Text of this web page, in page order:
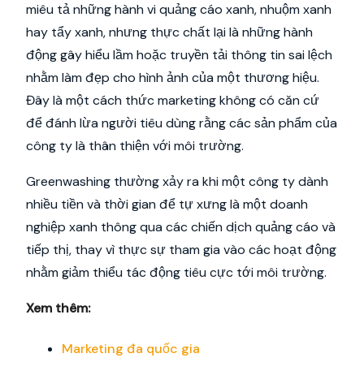
miêu tả những hành vi quảng cáo xanh, nhuộm xanh
hay tẩy xanh, nhưng thực chất lại là những hành
động gây hiểu lầm hoặc truyền tải thông tin sai lệch
nhằm làm đẹp cho hình ảnh của một thương hiệu.
Đây là một cách thức marketing không có căn cứ
để đánh lừa người tiêu dùng rằng các sản phẩm của
công ty là thân thiện với môi trường.
Greenwashing thường xảy ra khi một công ty dành
nhiều tiền và thời gian để tự xưng là một doanh
nghiệp xanh thông qua các chiến dịch quảng cáo và
tiếp thị, thay vì thực sự tham gia vào các hoạt động
nhằm giảm thiểu tác động tiêu cực tới môi trường.
Xem thêm:
Marketing đa quốc gia